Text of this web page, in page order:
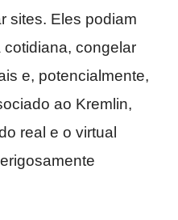
sites. Eles podiam
congelar
e, potencialmente,
ao Kremlin,
real e o virtual